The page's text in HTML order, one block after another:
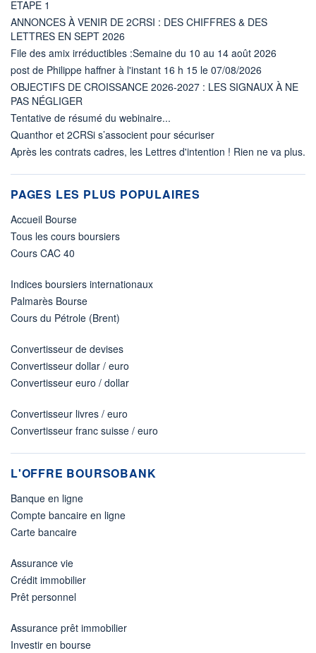
ETAPE 1
ANNONCES À VENIR DE 2CRSI : DES CHIFFRES & DES
LETTRES EN SEPT 2026
File des amix irréductibles :Semaine du 10 au 14 août 2026
post de Philippe haffner à l'instant 16 h 15 le 07/08/2026
OBJECTIFS DE CROISSANCE 2026-2027 : LES SIGNAUX À NE
PAS NÉGLIGER
Tentative de résumé du webinaire...
Quanthor et 2CRSi s’associent pour sécuriser
Après les contrats cadres, les Lettres d'intention ! Rien ne va plus.
PAGES LES PLUS POPULAIRES
Accueil Bourse
Tous les cours boursiers
Cours CAC 40
Indices boursiers internationaux
Palmarès Bourse
Cours du Pétrole (Brent)
Convertisseur de devises
Convertisseur dollar / euro
Convertisseur euro / dollar
Convertisseur livres / euro
Convertisseur franc suisse / euro
L'OFFRE BOURSOBANK
Banque en ligne
Compte bancaire en ligne
Carte bancaire
Assurance vie
Crédit immobilier
Prêt personnel
Assurance prêt immobilier
Investir en bourse